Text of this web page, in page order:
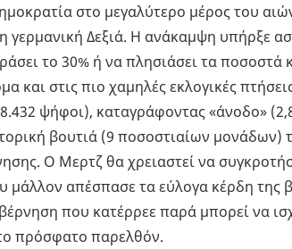
στο με­γα­λύ­τε­ρο μέρος του
γερ­μα­νι­κή Δεξιά. Η ανά­καμ­ψη υπήρ­ξε
το 30% ή να πλη­σιά­σει τα
και στις πιο χα­μη­λές εκλο­γι­κές
ψήφοι), κα­τα­γρά­φο­ντας «άνοδο»
βου­τιά (9 πο­σο­στιαί­ων μο­νά­δων)
Ο Μερτζ θα χρεια­στεί να
μάλ­λον απέ­σπα­σε τα εύ­λο­γα κέρδη της
που κα­τέρ­ρεε παρά μπο­ρεί να
πρό­σφα­το πα­ρελ­θόν.